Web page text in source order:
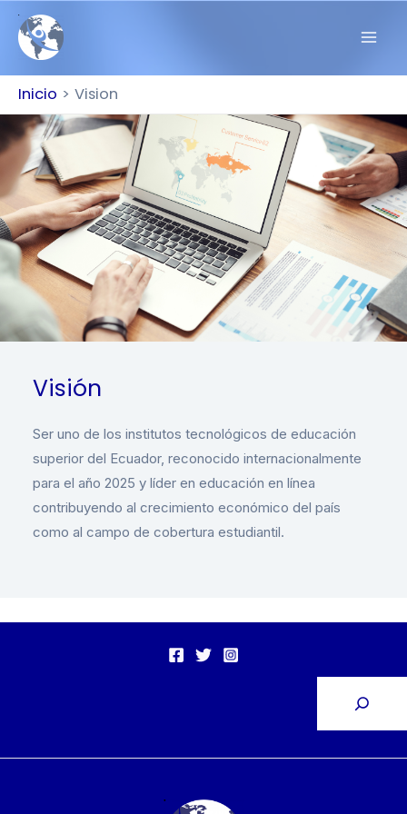
Inicio Vision
Visión
Ser uno de los institutos tecnológicos de educación
superior del Ecuador, reconocido internacionalmente
para el año 2025 y líder en educación en línea
contribuyendo al crecimiento económico del país
como al campo de cobertura estudiantil.